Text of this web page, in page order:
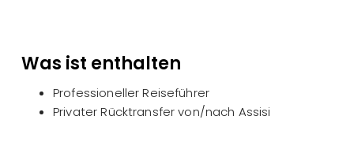
Was ist enthalten
Professioneller Reiseführer
Privater Rücktransfer von/nach Assisi